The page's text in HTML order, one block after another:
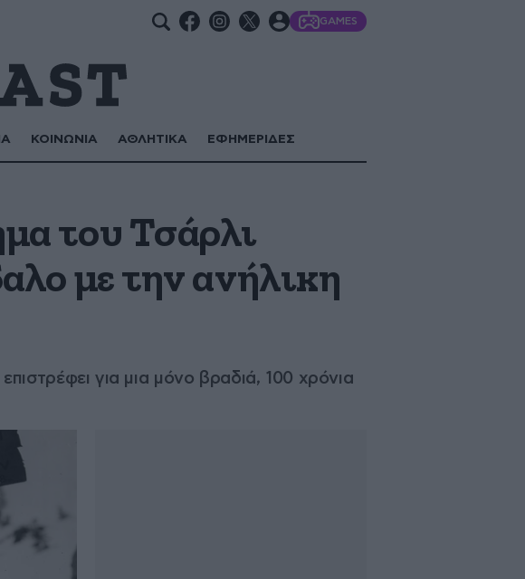
GAMES
ΚΟΙΝΩΝΙΑ ΑΘΛΗΤΙΚΑ ΕΦΗΜΕΡΙΔΕΣ
του Τσάρλι
με την ανήλικη
για μια μόνο βραδιά, 100 χρόνια